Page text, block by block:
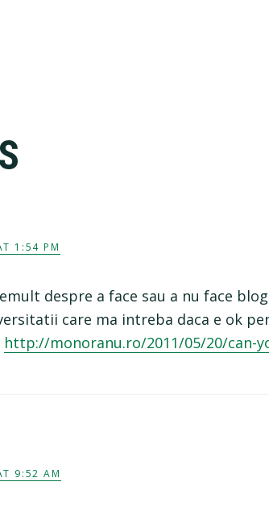
1:54 PM
despre a face sau a nu face
care ma intreba daca e ok
http://monoranu.ro/2011/05/20/can-
9:52 AM